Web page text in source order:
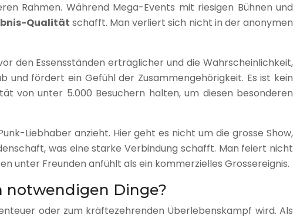
Rahmen. Während Mega-Events mit riesigen Bühnen und
Qualität schafft. Man verliert sich nicht in der anonymen
den Essensständen erträglicher und die Wahrscheinlichkeit,
fördert ein Gefühl der Zusammengehörigkeit. Es ist kein
von unter 5.000 Besuchern halten, um diesen besonderen
Liebhaber anzieht. Hier geht es nicht um die grosse Show,
was eine starke Verbindung schafft. Man feiert nicht
unter Freunden anfühlt als ein kommerzielles Grossereignis.
notwendigen Dinge?
oder zum kräftezehrenden Überlebenskampf wird. Als